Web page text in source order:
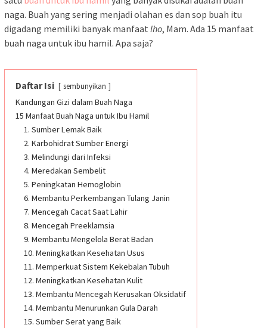
naga. Buah yang sering menjadi olahan es dan sop buah itu
digadang memiliki banyak manfaat lho, Mam. Ada 15 manfaat
buah naga untuk ibu hamil. Apa saja?
Daftar Isi sembunyikan
Kandungan Gizi dalam Buah Naga
15 Manfaat Buah Naga untuk Ibu Hamil
1. Sumber Lemak Baik
2. Karbohidrat Sumber Energi
3. Melindungi dari Infeksi
4. Meredakan Sembelit
5. Peningkatan Hemoglobin
6. Membantu Perkembangan Tulang Janin
7. Mencegah Cacat Saat Lahir
8. Mencegah Preeklamsia
9. Membantu Mengelola Berat Badan
10. Meningkatkan Kesehatan Usus
11. Memperkuat Sistem Kekebalan Tubuh
12. Meningkatkan Kesehatan Kulit
13. Membantu Mencegah Kerusakan Oksidatif
14. Membantu Menurunkan Gula Darah
15. Sumber Serat yang Baik